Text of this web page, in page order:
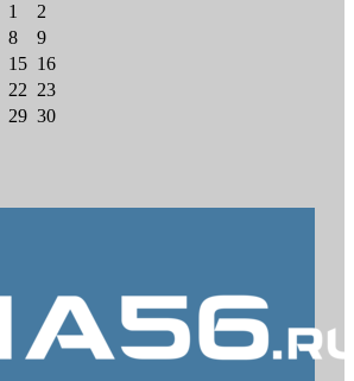
1
2
8
9
15 16
22 23
29 30